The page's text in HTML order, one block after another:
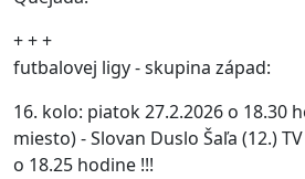
+ + + Jarná
futbalovej ligy - skupina západ:
16. kolo: piatok 27.2.2026 o 18.30
miesto) - Slovan Duslo Šaľa (12.)
o 18.25 hodine !!!